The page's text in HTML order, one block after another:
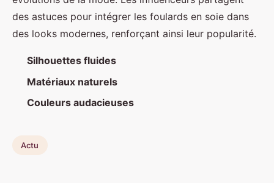
des astuces pour intégrer les foulards en soie dans
des looks modernes, renforçant ainsi leur popularité.
Silhouettes fluides
Matériaux naturels
Couleurs audacieuses
Actu